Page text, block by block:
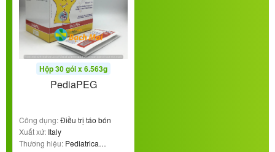
Hộp 30 gói x 6.563g
PediaPEG
Công dụng:Điều trị táo bón
Xuất xứ: Italy
Thương hiệu: Pediatrica